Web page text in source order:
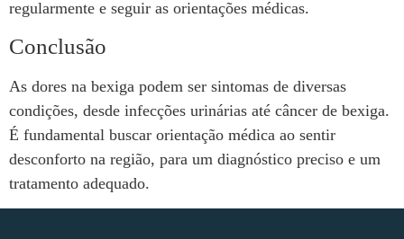
regularmente e seguir as orientações médicas.
Conclusão
As dores na bexiga podem ser sintomas de diversas
condições, desde infecções urinárias até câncer de bexiga.
É fundamental buscar orientação médica ao sentir
desconforto na região, para um diagnóstico preciso e um
tratamento adequado.